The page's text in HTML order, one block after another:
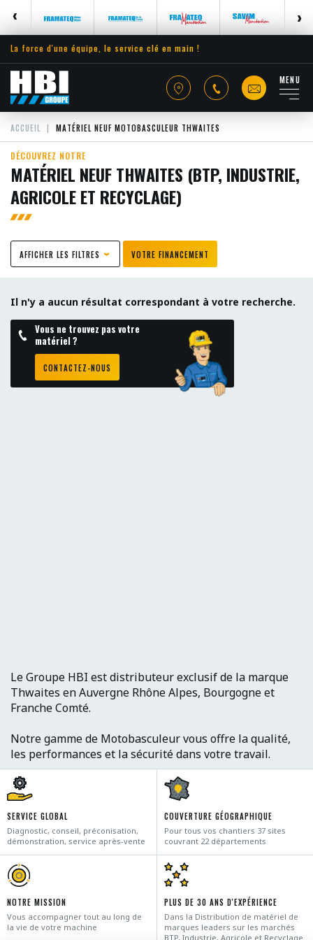
La force d'une équipe, le service clé en main !
MENU
ACCUEIL MATÉRIEL NEUF MOTOBASCULEUR THWAITES
DÉCOUVREZ NOTRE
MATÉRIEL NEUF THWAITES (BTP, INDUSTRIE,
AGRICOLE ET RECYCLAGE)
AFFICHER LES FILTRES VOTRE FINANCEMENT
Il n'y a aucun résultat correspondant à votre recherche.
Vous ne trouvez pas votre
matériel ?
CONTACTEZ-NOUS
Le Groupe HBI est distributeur exclusif de la marque
Thwaites en Auvergne Rhône Alpes, Bourgogne et
Franche Comté.
Notre gamme de Motobasculeur vous offre la qualité,
les performances et la sécurité dans votre travail.
SERVICE GLOBAL
Diagnostic, conseil, préconisation,
démonstration, service après-vente
COUVERTURE GÉOGRAPHIQUE
Pour tous vos chantiers 37 sites
couvrant 22 départements
NOTRE MISSION
Vous accompagner tout au long de
la vie de votre machine
PLUS DE 30 ANS D'EXPÉRIENCE
Dans la Distribution de matériel de
marques leaders sur les marchés
BTP, Industrie, Agricole et Recyclage